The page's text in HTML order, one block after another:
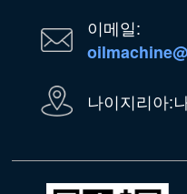
이메일:
나이지리아: